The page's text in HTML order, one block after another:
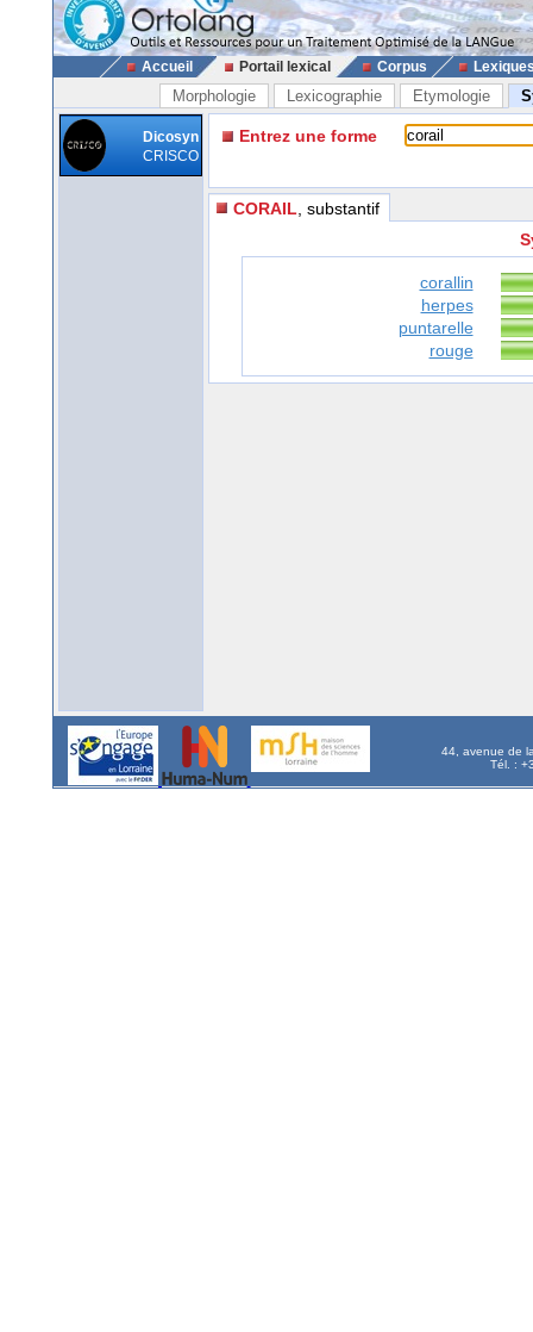
Accueil Portail lexical Corpus
Morphologie Lexicographie Etymologie
Dicosyn
CRISCO
Entrez une forme
CORAIL , substantif
corallin
herpes
puntarelle
rouge
44, avenue de
Tél. :